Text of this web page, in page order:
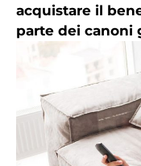
acquistare il
parte dei canoni